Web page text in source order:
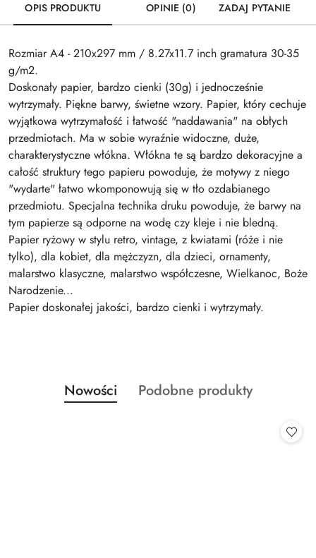
OPIS PRODUKTU OPINIE (0) ZADAJ PYTANIE
Rozmiar A4 - 210x297 mm / 8.27x11.7 inch gramatura 30-35
g/m2.
Doskonały papier, bardzo cienki (30g) i jednocześnie
wytrzymały. Piękne barwy, świetne wzory. Papier, który cechuje
wyjątkowa wytrzymałość i łatwość "naddawania" na obłych
przedmiotach. Ma w sobie wyraźnie widoczne, duże,
charakterystyczne włókna. Włókna te są bardzo dekoracyjne a
całość struktury tego papieru powoduje, że motywy z niego
"wydarte" łatwo wkomponowują się w tło ozdabianego
przedmiotu. Specjalna technika druku powoduje, że barwy na
tym papierze są odporne na wodę czy kleje i nie bledną.
Papier ryżowy w stylu retro, vintage, z kwiatami (róże i nie
tylko), dla kobiet, dla mężczyzn, dla dzieci, ornamenty,
malarstwo klasyczne, malarstwo współczesne, Wielkanoc, Boże
Narodzenie...
Papier doskonałej jakości, bardzo cienki i wytrzymały.
Pomiń karuzelę produktów
Produkty
o
Nowości
Produkty
Podobne produkty